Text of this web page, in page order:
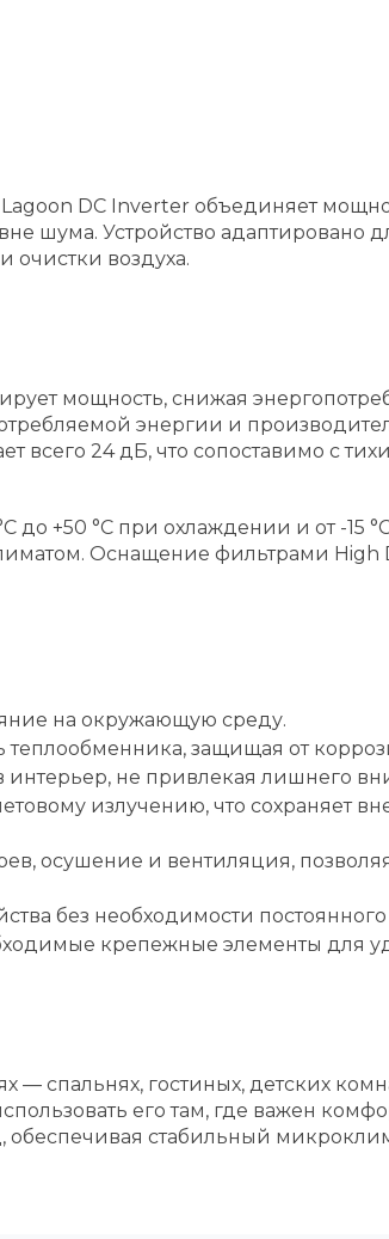
DC Inverter объединяет
шума. Устройство адаптировано
воздуха.
мощность, снижая
энергии и
всего 24 дБ, что сопоставимо с
до +50 °C при охлаждении и от -15
Оснащение фильтрами High
на окружающую среду.
защищая от
не привлекая лишнего
излучению, что
осушение и вентиляция,
без необходимости
крепежные элементы для
спальнях, гостиных, детских
его там, где важен
стабильный